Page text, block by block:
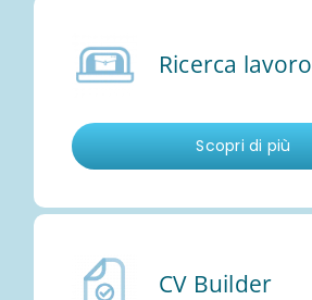
Ricerca lavoro
Scopri di più
CV Builder